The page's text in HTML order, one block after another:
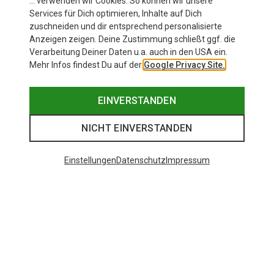
Services für Dich optimieren, Inhalte auf Dich
zuschneiden und dir entsprechend personalisierte
Anzeigen zeigen. Deine Zustimmung schließt ggf. die
Verarbeitung Deiner Daten u.a. auch in den USA ein.
Mehr Infos findest Du auf der Google Privacy Site.
EINVERSTANDEN
NICHT EINVERSTANDEN
EinstellungenDatenschutz Impressum